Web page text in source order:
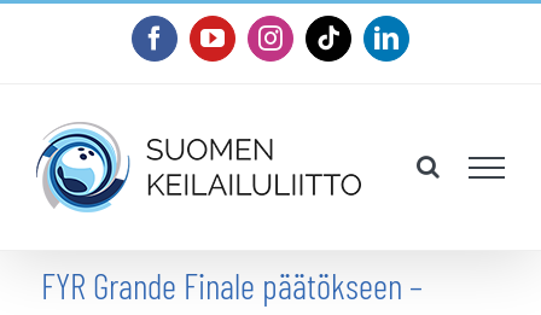
FacebookYouTubeInstagram
TiktokLinkedIn
FYR Grande Finale päätökseen –